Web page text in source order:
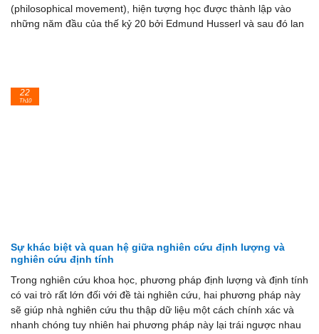
(philosophical movement), hiện tượng học được thành lập vào
những năm đầu của thế kỷ 20 bởi Edmund Husserl và sau đó lan
Sự khác biệt và quan hệ giữa nghiên cứu định lượng và
nghiên cứu định tính
Trong nghiên cứu khoa học, phương pháp định lượng và định tính
có vai trò rất lớn đối với đề tài nghiên cứu, hai phương pháp này
sẽ giúp nhà nghiên cứu thu thập dữ liệu một cách chính xác và
nhanh chóng tuy nhiên hai phương pháp này lại trái ngược nhau
22
Th10